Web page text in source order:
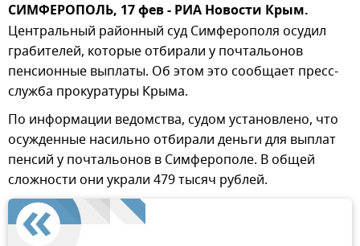
СИМФЕРОПОЛЬ, 17 фев - РИА Новости Крым.
Центральный районный суд Симферополя осудил
грабителей, которые отбирали у почтальонов
пенсионные выплаты. Об этом это сообщает пресс-
служба прокуратуры Крыма.
По информации ведомства, судом установлено, что
осужденные насильно отбирали деньги для выплат
пенсий у почтальонов в Симферополе. В общей
сложности они украли 479 тысяч рублей.